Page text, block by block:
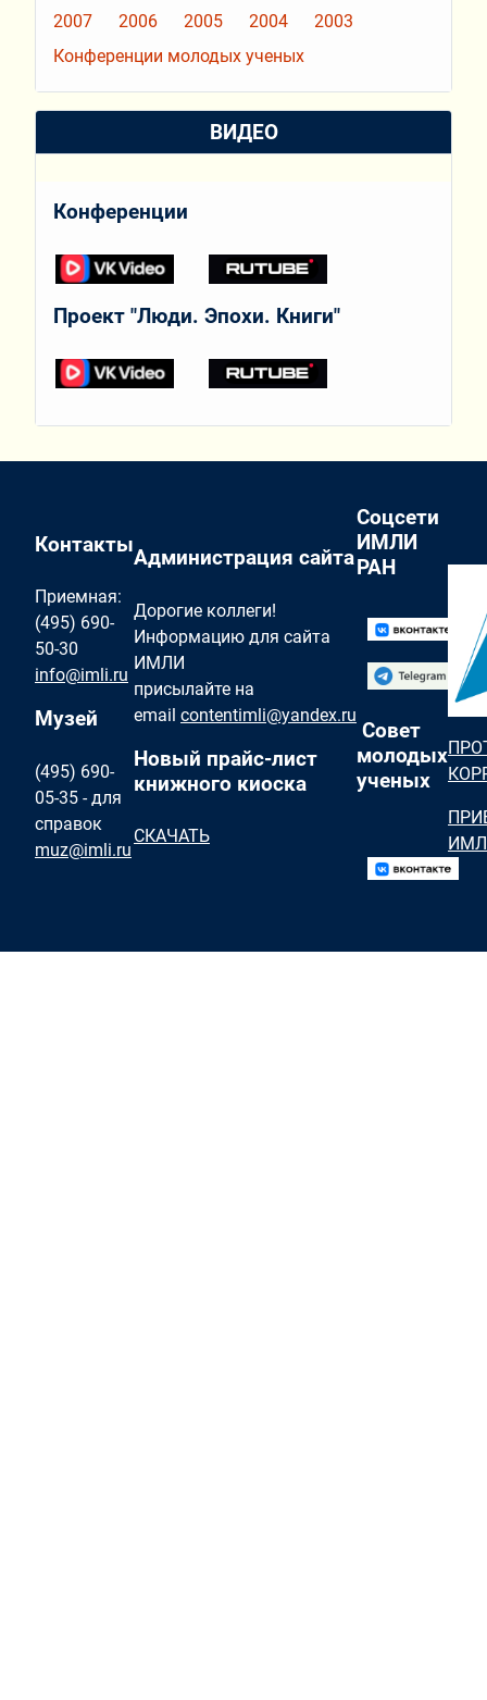
2007
2006 2005 2004
2003
Конференции молодых ученых
ВИДЕО
Конференции
Проект "Люди. Эпохи. Книги"
Контакты
Приемная:
(495) 690-
50-30
info@imli.ru
Музей
(495) 690-
05-35 - для
справок
muz@imli.ru
Администрация сайта
Дорогие коллеги!
Информацию для сайта
ИМЛИ
присылайте на
email contentimli@yandex.ru
Новый прайс-лист
книжного киоска
СКАЧАТЬ
Соцсети
ИМЛИ
РАН
Совет
молодых
ученых